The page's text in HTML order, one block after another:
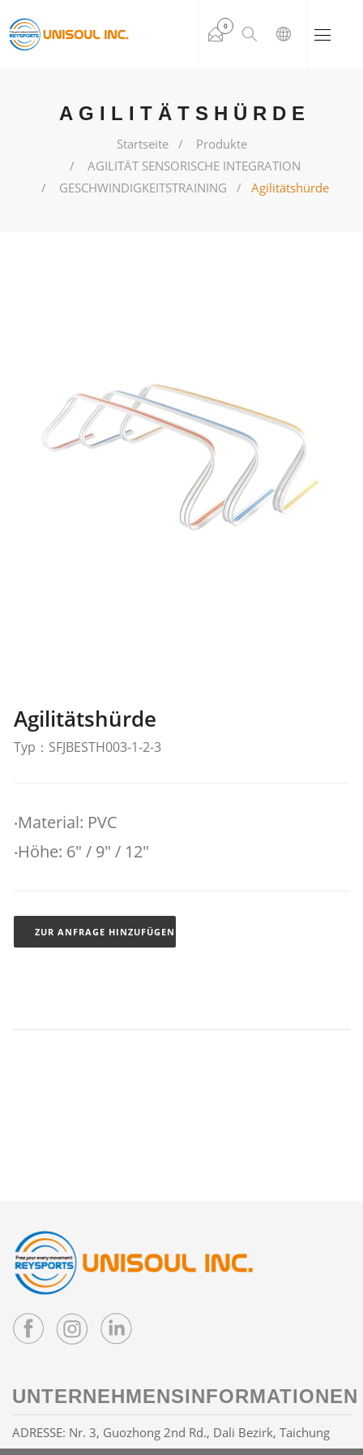
0
AGILITÄTSHÜRDE
Startseite
Produkte
AGILITÄT SENSORISCHE INTEGRATION
GESCHWINDIGKEITSTRAINING
Agilitätshürde
Agilitätshürde
Typ：SFJBESTH003-1-2-3
‧Material: PVC
‧Höhe: 6" / 9" / 12"
ZUR ANFRAGE HINZUFÜGEN
UNTERNEHMENSINFORMATIONEN
ADRESSE: Nr. 3, Guozhong 2nd Rd., Dali Bezirk, Taichung